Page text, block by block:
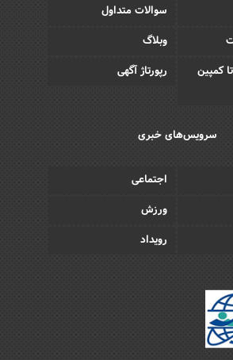
سوالات متداول
وبلاگ
کمپین
رپورتاژ آگهی
سرویس‌های خبری
اجتماعی
ورزش
رویداد